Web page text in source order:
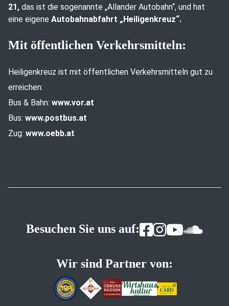
21, das ist die sogenannte „Allander Autobahn“, und hat
eine eigene Autobahnabfahrt „Heiligenkreuz“.
Mit öffentlichen Verkehrsmitteln:
Heiligenkreuz ist mit öffentlichen Verkehrsmitteln gut zu
erreichen:
Bus & Bahn: www.vor.at
Bus: www.postbus.at
Zug: www.oebb.at
Besuchen Sie uns auf:
Wir sind Partner von: